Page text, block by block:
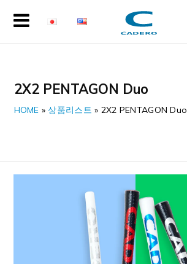
2X2 PENTAGON Duo
HOME »상품리스트 » 2X2 PENTAGON Duo